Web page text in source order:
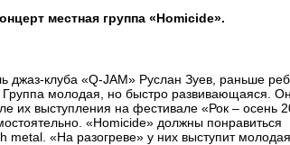
местная группа «Homicide».
джаз-клуба «Q-JAM» Руслан Зуев, раньше
Группа молодая, но быстро развивающаяся.
их выступления на фестивале «Рок – осень
«Homicide» должны понравиться
metal. «На разогреве» у них выступит молодая